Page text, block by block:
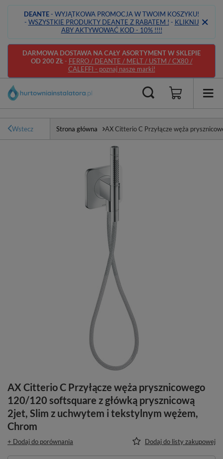
DEANTE- WYJĄTKOWA PROMOCJA W TWOIM KOSZYKU!
- WSZYSTKIE PRODUKTY DEANTE Z RABATEM ! - KLIKNIJ
ABY AKTYWOWAĆ KOD - 10% !!!!
DARMOWA DOSTAWA NA CAŁY ASORTYMENT W SKLEPIE
OD 200 ZŁ- FERRO / DEANTE / MELT / USTM / CX80 /
CALEFFI - poznaj nasze marki!
Wstecz Strona główna AX Citterio C Przyłącze węża
AX Citterio C Przyłącze węża prysznicowego
120/120 softsquare z główką prysznicową
2jet, Slim z uchwytem i tekstylnym wężem,
Chrom
+ Dodaj do porównania Dodaj do listy zakupowej